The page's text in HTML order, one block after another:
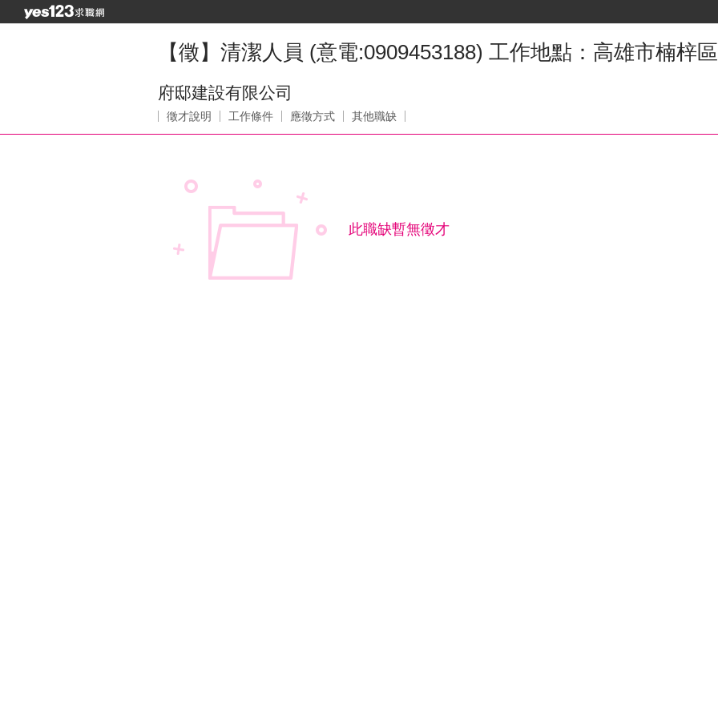
【徵】清潔人員 (意電:0909453188) 工作地點：高雄市楠梓區
府邸建設有限公司
徵才說明 工作條件 應徵方式 其他職缺
此職缺暫無徵才